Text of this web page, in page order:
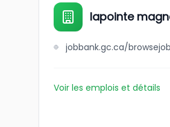
lapointe
Voir les emplois et détails